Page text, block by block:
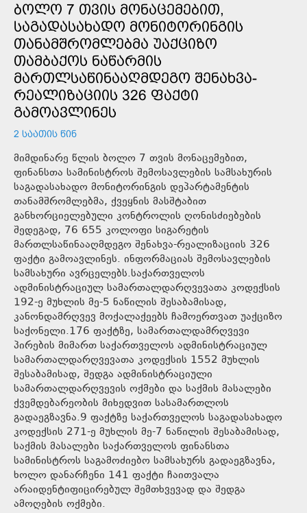
ᲑᲝᲚᲝ 7 ᲗᲕᲘᲡ ᲛᲝᲜᲐᲪᲔᲛᲔᲑᲘᲗ,
ᲡᲐᲒᲐᲓᲐᲡᲐᲮᲐᲓᲝ ᲛᲝᲜᲘᲢᲝᲠᲘᲜᲒᲘᲡ
ᲗᲐᲜᲐᲛᲨᲠᲝᲛᲚᲔᲑᲛᲐ ᲣᲐᲥᲪᲘᲖᲝ
ᲗᲐᲛᲑᲐᲥᲝᲡ ᲜᲐᲬᲐᲠᲛᲘᲡ
ᲛᲐᲠᲗᲚᲡᲐᲬᲘᲜᲐᲐᲦᲛᲓᲔᲒᲝ ᲨᲔᲜᲐᲮᲕᲐ-
ᲠᲔᲐᲚᲘᲖᲐᲪᲘᲘᲡ 326 ᲤᲐᲥᲢᲘ
ᲒᲐᲛᲝᲐᲕᲚᲘᲜᲔᲡ
2 ᲡᲐᲐᲗᲘᲡ ᲬᲘᲜ
მიმდინარე წლის ბოლო 7 თვის მონაცემებით,
ფინანსთა სამინისტროს შემოსავლების სამსახურის
საგადასახადო მონიტორინგის დეპარტამენტის
თანამშრომლებმა, ქვეყნის მასშტაბით
განხორციელებული კონტროლის ღონისძიებების
შედეგად, 76 655 კოლოფი სიგარეტის
მართლსაწინააღმდეგო შენახვა-რეალიზაციის 326
ფაქტი გამოავლინეს. ინფორმაციას შემოსავლების
სამსახური ავრცელებს.საქართველოს
ადმინისტრაციულ სამართალდარღვევათა კოდექსის
192-ე მუხლის მე-5 ნაწილის შესაბამისად,
კანონდამრღვევ მოქალაქეებს ჩამოერთვათ უაქციზო
საქონელი.176 ფაქტზე, სამართალდამრღვევი
პირების მიმართ საქართველოს ადმინისტრაციულ
სამართალდარღვევათა კოდექსის 1552 მუხლის
შესაბამისად, შედგა ადმინისტრაციული
სამართალდარღვევის ოქმები და საქმის მასალები
ქვემდებარეობის მიხედვით სასამართლოს
გადაეგზავნა.9 ფაქტზე საქართველოს საგადასახადო
კოდექსის 271-ე მუხლის მე-7 ნაწილის შესაბამისად,
საქმის მასალები საქართველოს ფინანსთა
სამინისტროს საგამოძიებო სამსახურს გადაეგზავნა,
ხოლო დანარჩენი 141 ფაქტი ჩაითვალა
არაიდენტიფიცირებულ შემთხვევად და შედგა
ამოღების ოქმები.